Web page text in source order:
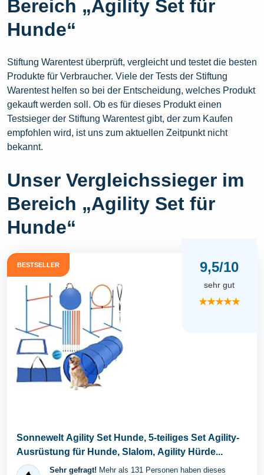
Bereich „Agility Set für
Hunde“
Stiftung Warentest überprüft, vergleicht und testet die besten
Produkte für Verbraucher. Viele der Tests der Stiftung
Warentest helfen so bei der Entscheidung, welches Produkt
gekauft werden soll. Ob es für dieses Produkt einen
Testsieger der Stiftung Warentest gibt, der zum Kaufen
empfohlen wird, ist uns zum aktuellen Zeitpunkt nicht
bekannt.
Unser Vergleichssieger im
Bereich „Agility Set für
Hunde“
BESTSELLER 9,5/10
sehr gut
★★★★★
Sonnewelt Agility Set Hunde, 5-teiliges Set Agility-
Ausrüstung für Hunde, Slalom, Agility Hürde...
Sehr gefragt! Mehr als 131 Personen haben dieses